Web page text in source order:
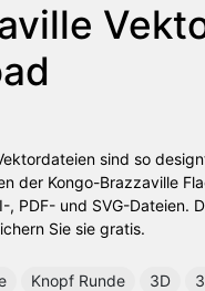
sind so
der Kongo-Brazzaville
PDF- und SVG-Dateien.
Sie sie gratis.
Knopf Runde 3D